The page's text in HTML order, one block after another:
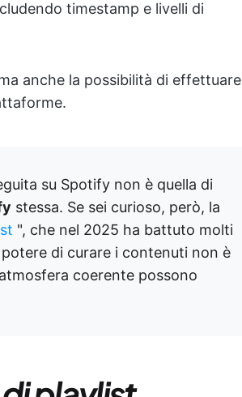
timestamp e livelli di
anche la possibilità di effettuare
su Spotify non è quella di
stessa. Se sei curioso, però, la
", che nel 2025 ha battuto molti
di curare i contenuti non è
coerente possono